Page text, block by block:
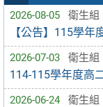
2026-08-05 衛生組
【公告】115學
2026-07-03 衛生組
114-115學年度高
2026-06-24 衛生組